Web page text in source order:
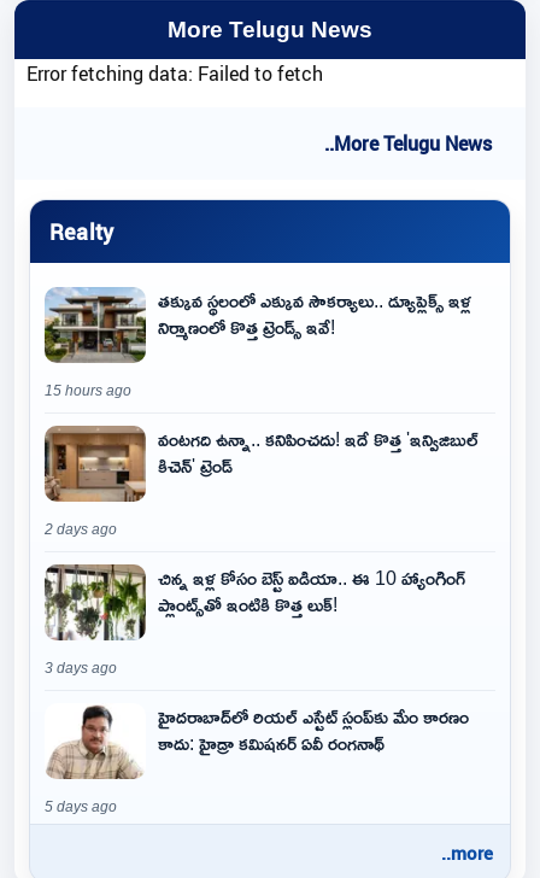
More Telugu News
Error fetching data: Failed to fetch
..More Telugu News
Realty
తక్కువ స్థలంలో ఎక్కువ సౌకర్యాలు.. డ్యూప్లెక్స్ ఇళ్ల
నిర్మాణంలో కొత్త ట్రెండ్స్ ఇవే!
15 hours ago
వంటగది ఉన్నా.. కనిపించదు! ఇదే కొత్త 'ఇన్విజిబుల్
కిచెన్' ట్రెండ్
2 days ago
చిన్న ఇళ్ల కోసం బెస్ట్ ఐడియా.. ఈ 10 హ్యాంగింగ్
ప్లాంట్స్‌తో ఇంటికి కొత్త లుక్!
3 days ago
హైదరాబాద్‌లో రియల్ ఎస్టేట్ స్లంప్‌కు మేం కారణం
కాదు: హైడ్రా కమిషనర్ ఏవీ రంగనాథ్
5 days ago
..more